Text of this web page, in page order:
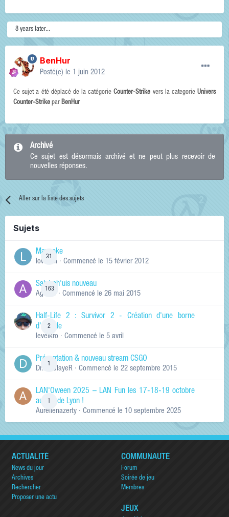
8 years later...
BenHur
Posté(e) le 1 juin 2012
Ce sujet a été déplacé de la catégorieCounter-Strike vers la categorieUnivers
Counter-Strike par BenHur
Archivé
Ce sujet est désormais archivé et ne peut plus recevoir de
nouvelles réponses.
Aller sur la liste des sujets
Sujets
31
Manneke
lowskill · Commencé le 15 février 2012
163
Salut ch'uis nouveau
Ag0Nie · Commencé le 26 mai 2015
2
Half-Life 2 : Survivor 2 - Création d'une borne
d'arcade
levelkro · Commencé le 5 avril
Présentation & nouveau stream CSGO
Dr.KinSlayeR · Commencé le 22 septembre 2015
LAN'Oween 2025 – LAN Fun les 17-18-19 octobre
au sud de Lyon !
Aurelienazerty · Commencé le 10 septembre 2025
ACTUALITÉ
News du jour
Archives
Rechercher
Proposer une actu
COMMUNAUTÉ
Forum
Soirée de jeu
Membres
JEUX